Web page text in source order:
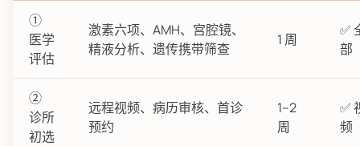
①
医学
评估
激素六项、AMH、宫腔镜、
精液分析、遗传携带筛查
1 周
✅
部
②
诊所
初选
远程视频、病历审核、首诊
预约
1–2
周
✅
频